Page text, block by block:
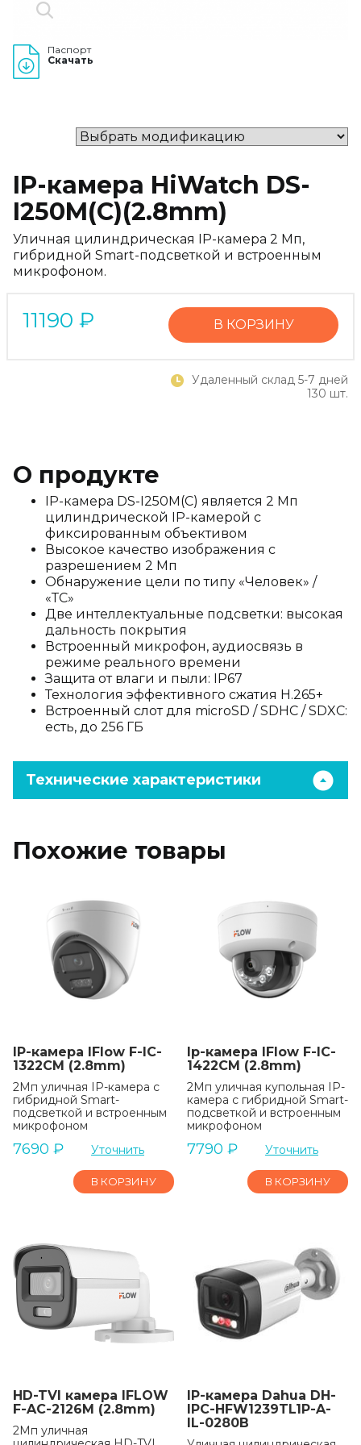
Паспорт
Скачать
IP-камера HiWatch DS-
I250M(C)(2.8mm)
Уличная цилиндрическая IP-камера 2 Мп,
гибридной Smart-подсветкой и встроенным
микрофоном.
11190 ₽ В КОРЗИНУ
Удаленный склад 5-7 дней
130 шт.
О продукте
IP-камера DS-I250M(C) является 2 Мп
цилиндрической IP-камерой с
фиксированным объективом
Высокое качество изображения с
разрешением 2 Мп
Обнаружение цели по типу «Человек» /
«ТС»
Две интеллектуальные подсветки: высокая
дальность покрытия
Встроенный микрофон, аудиосвязь в
режиме реального времени
Защита от влаги и пыли: IP67
Технология эффективного сжатия H.265+
Встроенный слот для microSD / SDHC / SDXC:
есть, до 256 ГБ
Технические характеристики
Похожие товары
IP-камера IFlow F-IC-
1322CM (2.8mm)
2Мп уличная IP-камера с
гибридной Smart-
подсветкой и встроенным
микрофоном
7690 ₽ Уточнить
В КОРЗИНУ
Ip-камера IFlow F-IC-
1422CM (2.8mm)
2Мп уличная купольная IP-
камера с гибридной Smart-
подсветкой и встроенным
микрофоном
7790 ₽ Уточнить
В КОРЗИНУ
HD-TVI камера IFLOW
F-AC-2126M (2.8mm)
2Мп уличная
IP-камера Dahua DH-
IPC-HFW1239TL1P-A-
IL-0280B